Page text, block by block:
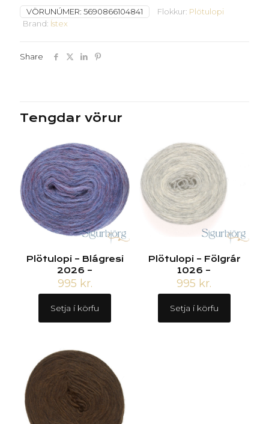
484
-
quantity
VÖRUNÚMER: 5690866104841 Flokkur: Plötulopi
Brand: Ístex
Share
Tengdar vörur
Plötulopi – Blágresi
2026 –
995 kr.
Setja í körfu
Plötulopi – Fölgrár
1026 –
995 kr.
Setja í körfu